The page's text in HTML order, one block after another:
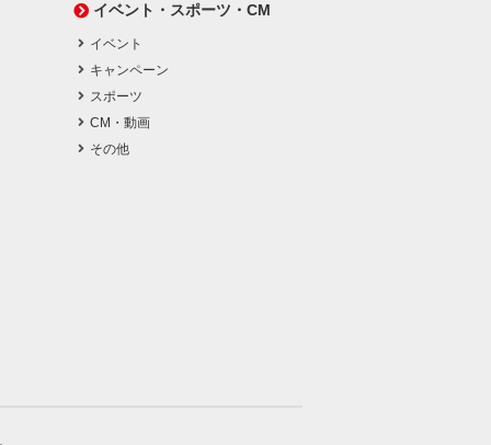
イベント・スポーツ・CM
イベント
キャンペーン
スポーツ
CM・動画
その他